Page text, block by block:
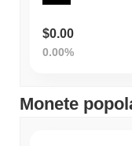
$0.00
0.00%
Monete